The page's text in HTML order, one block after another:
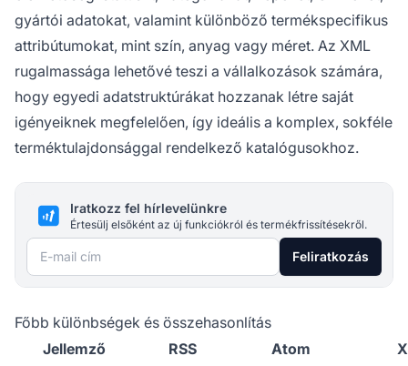
gyártói adatokat, valamint különböző termékspecifikus
attribútumokat, mint szín, anyag vagy méret. Az XML
rugalmassága lehetővé teszi a vállalkozások számára,
hogy egyedi adatstruktúrákat hozzanak létre saját
igényeiknek megfelelően, így ideális a komplex, sokféle
terméktulajdonsággal rendelkező katalógusokhoz.
Iratkozz fel hírlevelünkre
Értesülj elsőként az új funkciókról és termékfrissítésekről.
E-mail cím Feliratkozás
Főbb különbségek és összehasonlítás
Jellemző
RSS Atom